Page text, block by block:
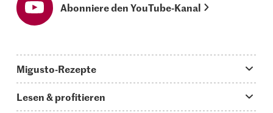
Abonniere den YouTube-Kanal
Migusto-Rezepte
Lesen & profitieren